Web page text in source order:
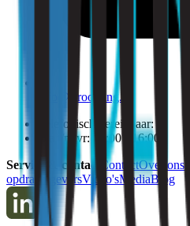
info@strooming.nl
Telefonisch bereikbaar:
Ma t/m vr: 09:00 - 16:00
Service & contact
ContactOver ons
opdrachtgeversVideo'sMediaBlog